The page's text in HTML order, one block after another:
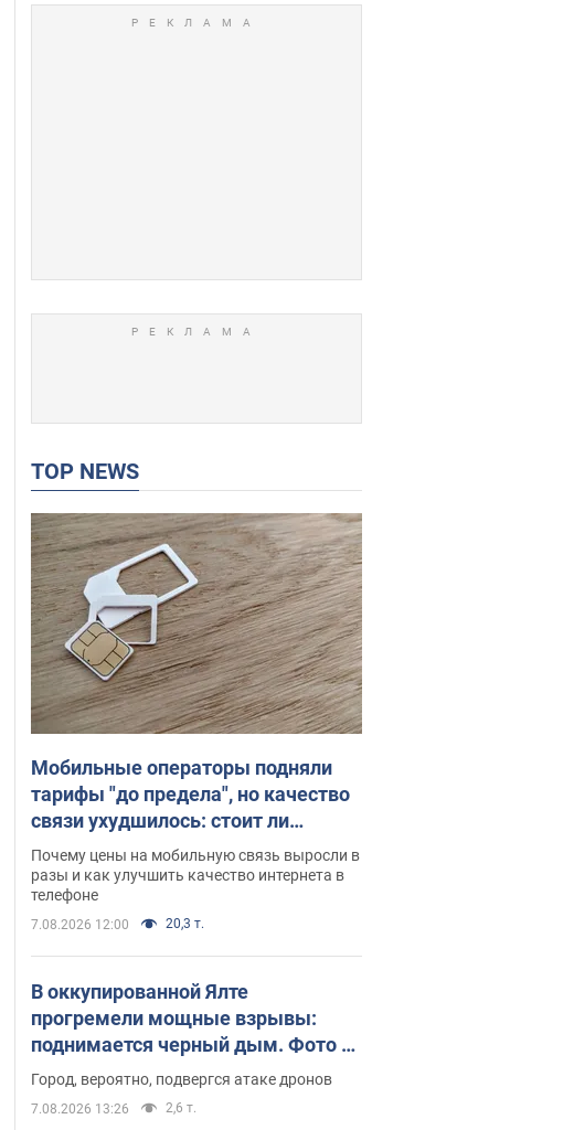
TOP NEWS
Мобильные операторы подняли
тарифы "до предела", но качество
связи ухудшилось: стоит ли
жаловаться на цены
Почему цены на мобильную связь выросли в
разы и как улучшить качество интернета в
телефоне
7.08.2026 12:00 20,3 т.
В оккупированной Ялте
прогремели мощные взрывы:
поднимается черный дым. Фото и
видео
Город, вероятно, подвергся атаке дронов
7.08.2026 13:26 2,6 т.